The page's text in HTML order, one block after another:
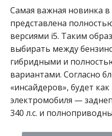
Самая важная новинка в
представлена
версиями i5. Таким
выбирать между
гибридными и
вариантами. Согласно
«инсайдеров», будет
электромобиля —
340 л.с. и